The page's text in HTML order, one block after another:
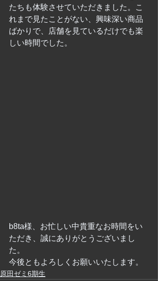
たちも体験させていただきました。こ
れまで見たことがない、興味深い商品
ばかりで、店舗を見ているだけでも楽
しい時間でした。
b8ta様、お忙しい中貴重なお時間をい
ただき、誠にありがとうございまし
た。
今後ともよろしくお願いいたします。
原田ゼミ6期生